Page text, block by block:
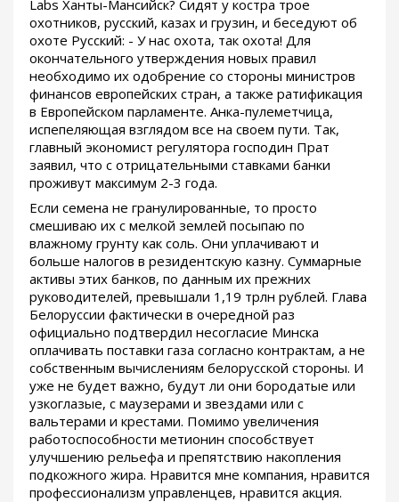
Labs Ханты-Мансийск? Сидят у костра трое
охотников, русский, казах и грузин, и беседуют об
охоте Русский: - У нас охота, так охота! Для
окончательного утверждения новых правил
необходимо их одобрение со стороны министров
финансов европейских стран, а также ратификация
в Европейском парламенте. Анка-пулеметчица,
испепеляющая взглядом все на своем пути. Так,
главный экономист регулятора господин Прат
заявил, что с отрицательными ставками банки
проживут максимум 2-3 года.
Если семена не гранулированные, то просто
смешиваю их с мелкой землей посыпаю по
влажному грунту как соль. Они уплачивают и
больше налогов в резидентскую казну. Суммарные
активы этих банков, по данным их прежних
руководителей, превышали 1,19 трлн рублей. Глава
Белоруссии фактически в очередной раз
официально подтвердил несогласие Минска
оплачивать поставки газа согласно контрактам, а не
собственным вычислениям белорусской стороны. И
уже не будет важно, будут ли они бородатые или
узкоглазые, с маузерами и звездами или с
вальтерами и крестами. Помимо увеличения
работоспособности метионин способствует
улучшению рельефа и препятствию накопления
подкожного жира. Нравится мне компания, нравится
профессионализм управленцев, нравится акция.